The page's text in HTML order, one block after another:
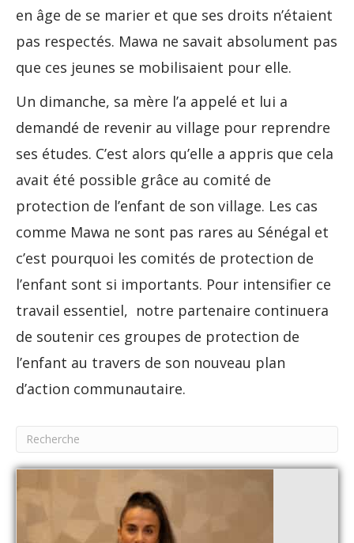
en âge de se marier et que ses droits n’étaient
pas respectés. Mawa ne savait absolument pas
que ces jeunes se mobilisaient pour elle.
Un dimanche, sa mère l’a appelé et lui a
demandé de revenir au village pour reprendre
ses études. C’est alors qu’elle a appris que cela
avait été possible grâce au comité de
protection de l’enfant de son village. Les cas
comme Mawa ne sont pas rares au Sénégal et
c’est pourquoi les comités de protection de
l’enfant sont si importants. Pour intensifier ce
travail essentiel, notre partenaire continuera
de soutenir ces groupes de protection de
l’enfant au travers de son nouveau plan
d’action communautaire.